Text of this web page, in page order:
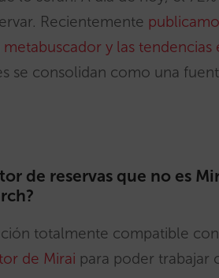
Recientemente
y las
se consolidan como una
de reservas que no es
totalmente compatible
de Mirai para poder trabajar